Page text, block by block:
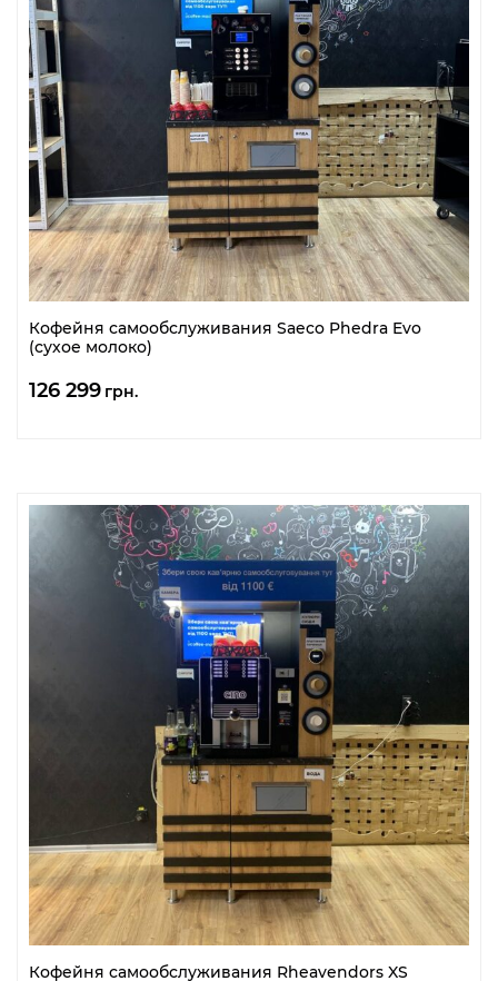
Кофейня самообслуживания Saeco Phedra Evo
(сухое молоко)
126 299 грн.
Кофейня самообслуживания Rheavendors XS